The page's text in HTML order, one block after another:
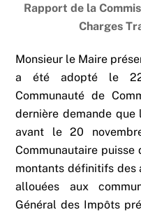
Rapport de la
Charges
Monsieur le Maire
a été adopté le
Communauté de
dernière demande
avant le 20
Communautaire
montants définitifs des
allouées aux
Général des Impôts